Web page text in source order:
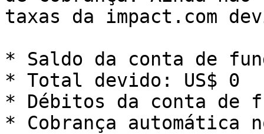
taxas da impact.com
* Saldo da conta de
* Total devido: US$ 0
* Débitos da conta de
* Cobrança automática